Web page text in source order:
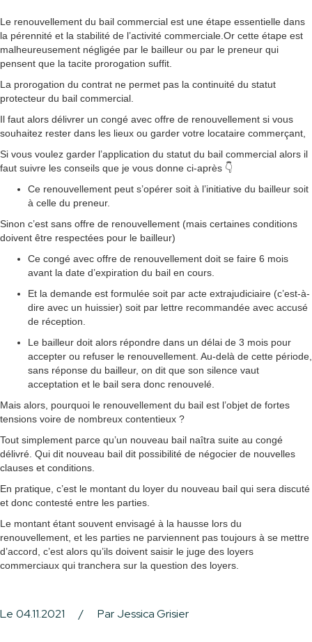
Le renouvellement du bail commercial est une étape essentielle dans
la pérennité et la stabilité de l’activité commerciale.Or cette étape est
malheureusement négligée par le bailleur ou par le preneur qui
pensent que la tacite prorogation suffit.
La prorogation du contrat ne permet pas la continuité du statut
protecteur du bail commercial.
Il faut alors délivrer un congé avec offre de renouvellement si vous
souhaitez rester dans les lieux ou garder votre locataire commerçant,
Si vous voulez garder l’application du statut du bail commercial alors il
faut suivre les conseils que je vous donne ci-après 👇
Ce renouvellement peut s’opérer soit à l’initiative du bailleur soit
à celle du preneur.
Sinon c’est sans offre de renouvellement (mais certaines conditions
doivent être respectées pour le bailleur)
Ce congé avec offre de renouvellement doit se faire 6 mois
avant la date d’expiration du bail en cours.
Et la demande est formulée soit par acte extrajudiciaire (c’est-à-
dire avec un huissier) soit par lettre recommandée avec accusé
de réception.
Le bailleur doit alors répondre dans un délai de 3 mois pour
accepter ou refuser le renouvellement. Au-delà de cette période,
sans réponse du bailleur, on dit que son silence vaut
acceptation et le bail sera donc renouvelé.
Mais alors, pourquoi le renouvellement du bail est l’objet de fortes
tensions voire de nombreux contentieux ?
Tout simplement parce qu’un nouveau bail naîtra suite au congé
délivré. Qui dit nouveau bail dit possibilité de négocier de nouvelles
clauses et conditions.
En pratique, c’est le montant du loyer du nouveau bail qui sera discuté
et donc contesté entre les parties.
Le montant étant souvent envisagé à la hausse lors du
renouvellement, et les parties ne parviennent pas toujours à se mettre
d’accord, c’est alors qu’ils doivent saisir le juge des loyers
commerciaux qui tranchera sur la question des loyers.
Le 04.11.2021 / Par Jessica Grisier